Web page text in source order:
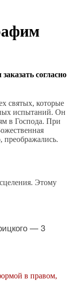
согласно
святых, которые
испытаний. Он
в Господа. При
преображались.
Этому
— 3
в правом,